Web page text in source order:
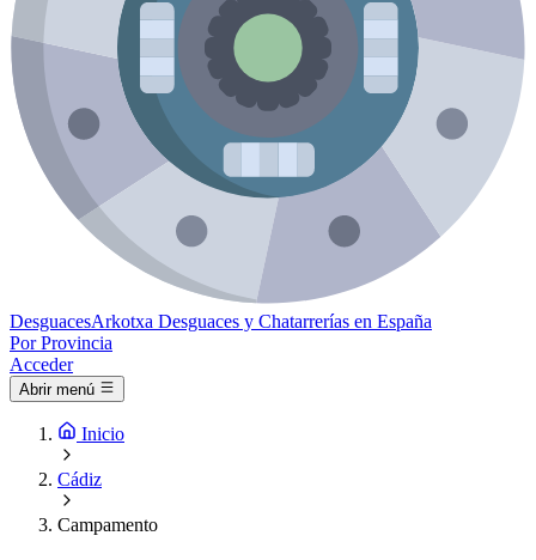
DesguacesArkotxa Desguaces y Chatarrerías en España
Por Provincia
Acceder
Abrir menú
Inicio
Cádiz
Campamento